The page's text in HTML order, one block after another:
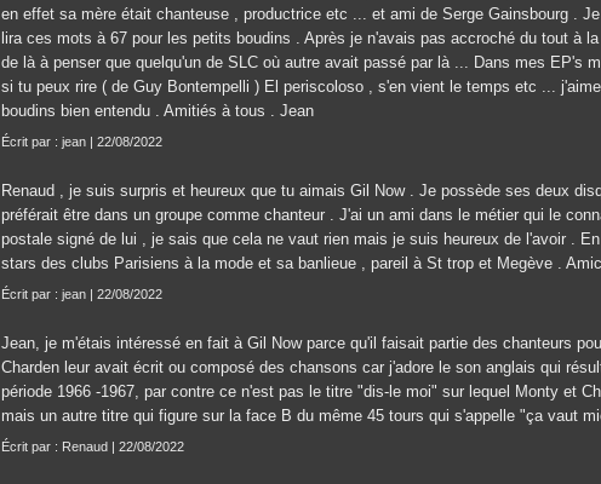
en effet sa mère était chanteuse , productrice etc ... et ami de Serge Gainsbourg .
lira ces mots à 67 pour les petits boudins . Après je n'avais pas accroché du tout à
de là à penser que quelqu'un de SLC où autre avait passé par là ... Dans mes EP's
si tu peux rire ( de Guy Bontempelli ) El periscoloso , s'en vient le temps etc ...
boudins bien entendu . Amitiés à tous . Jean
Écrit par : jean | 22/08/2022
Renaud , je suis surpris et heureux que tu aimais Gil Now . Je possède ses deux
préférait être dans un groupe comme chanteur . J'ai un ami dans le métier qui le
postale signé de lui , je sais que cela ne vaut rien mais je suis heureux de l'avoir .
stars des clubs Parisiens à la mode et sa banlieue , pareil à St trop et Megève .
Écrit par : jean | 22/08/2022
Jean, je m'étais intéressé en fait à Gil Now parce qu'il faisait partie des chanteurs
Charden leur avait écrit ou composé des chansons car j'adore le son anglais qui
période 1966 -1967, par contre ce n'est pas le titre "dis-le moi" sur lequel Monty et
mais un autre titre qui figure sur la face B du même 45 tours qui s'appelle "ça vaut
Écrit par : Renaud | 22/08/2022